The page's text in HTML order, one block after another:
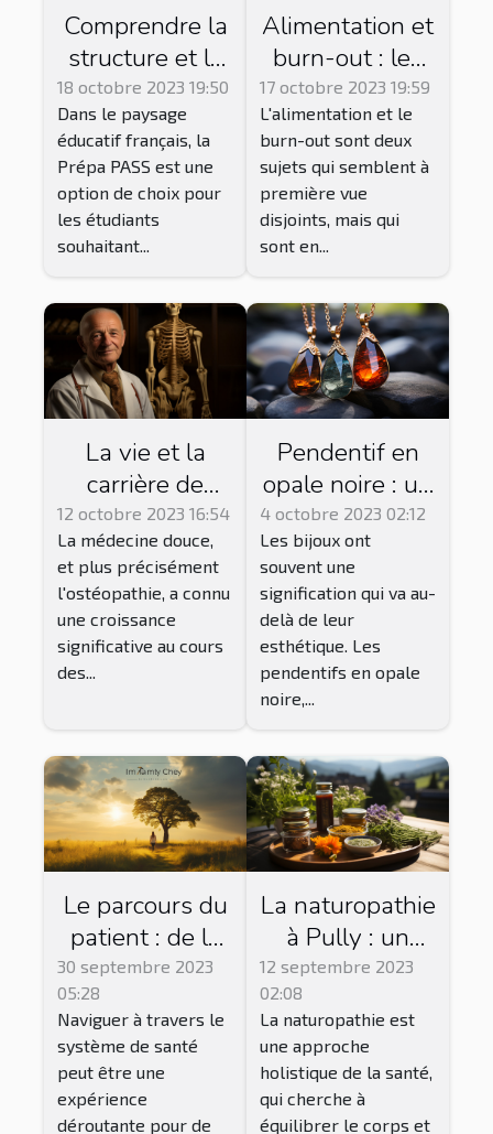
Comprendre la
structure et le
fonctionnement
de la Prépa
PASS
18 octobre 2023 19:50
Dans le paysage
éducatif français, la
Prépa PASS est une
option de choix pour
les étudiants
souhaitant...
Alimentation et
burn-out : les
bons choix pour
réduire le
stress
17 octobre 2023 19:59
L'alimentation et le
burn-out sont deux
sujets qui semblent à
première vue
disjoints, mais qui
sont en...
La vie et la
carrière de
Jean-Baptiste
Rochard,
ostéopathe
reconnu à La
Rochelle
12 octobre 2023 16:54
La médecine douce,
et plus précisément
l'ostéopathie, a connu
une croissance
significative au cours
des...
Pendentif en
opale noire : un
bijou de bien-
être
énergétique ?
4 octobre 2023 02:12
Les bijoux ont
souvent une
signification qui va au-
delà de leur
esthétique. Les
pendentifs en opale
noire,...
Le parcours du
patient : de la
consultation à
convalescence
30 septembre 2023
05:28
Naviguer à travers le
système de santé
peut être une
expérience
déroutante pour de
La naturopathie
à Pully : un
chemin vers
l'équilibre
12 septembre 2023
02:08
La naturopathie est
une approche
holistique de la santé,
qui cherche à
équilibrer le corps et